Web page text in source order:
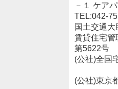
－１ ケア
TEL:042-
国土交通大
賃貸住宅
第5622号
(公社)全国
(公社)東京